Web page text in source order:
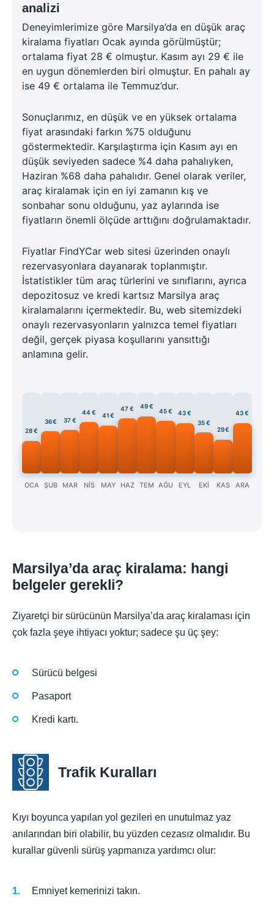
analizi
Deneyimlerimize göre Marsilya’da en düşük araç
kiralama fiyatları Ocak ayında görülmüştür;
ortalama fiyat 28 € olmuştur. Kasım ayı 29 € ile
en uygun dönemlerden biri olmuştur. En pahalı ay
ise 49 € ortalama ile Temmuz’dur.
Sonuçlarımız, en düşük ve en yüksek ortalama
fiyat arasındaki farkın %75 olduğunu
göstermektedir. Karşılaştırma için Kasım ayı en
düşük seviyeden sadece %4 daha pahalıyken,
Haziran %68 daha pahalıdır. Genel olarak veriler,
araç kiralamak için en iyi zamanın kış ve
sonbahar sonu olduğunu, yaz aylarında ise
fiyatların önemli ölçüde arttığını doğrulamaktadır.
Fiyatlar FindYCar web sitesi üzerinden onaylı
rezervasyonlara dayanarak toplanmıştır.
İstatistikler tüm araç türlerini ve sınıflarını, ayrıca
depozitosuz ve kredi kartsız Marsilya araç
kiralamalarını içermektedir. Bu, web sitemizdeki
onaylı rezervasyonların yalnızca temel fiyatları
değil, gerçek piyasa koşullarını yansıttığı
anlamına gelir.
28 €
OCA
36 €
ŞUB
37 €
MAR
44 €
NİS
41 €
MAY
47 €
HAZ
49 €
TEM
45 €
AĞU
43 €
EYL
35 €
EKİ
29 €
KAS
43 €
ARA
Marsilya’da araç kiralama: hangi
belgeler gerekli?
Ziyaretçi bir sürücünün Marsilya’da araç kiralaması için
çok fazla şeye ihtiyacı yoktur; sadece şu üç şey:
Sürücü belgesi
Pasaport
Kredi kartı.
Trafik Kuralları
Kıyı boyunca yapılan yol gezileri en unutulmaz yaz
anılarından biri olabilir, bu yüzden cezasız olmalıdır. Bu
kurallar güvenli sürüş yapmanıza yardımcı olur:
Emniyet kemerinizi takın.